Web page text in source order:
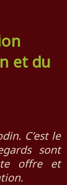
et du
C’est le
sont
offre et